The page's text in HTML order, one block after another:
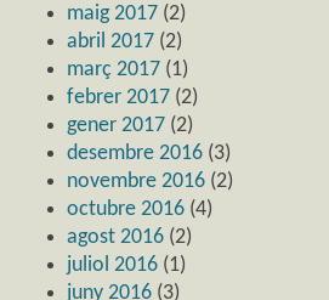
maig 2017 (2)
abril 2017 (2)
març 2017 (1)
febrer 2017 (2)
gener 2017 (2)
desembre 2016 (3)
novembre 2016 (2)
octubre 2016 (4)
agost 2016 (2)
juliol 2016 (1)
juny 2016 (3)